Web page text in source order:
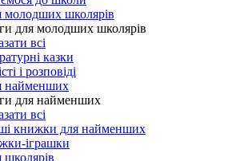
молодших школярів
для молодших школярів
всі
казки
і розповіді
найменших
для найменших
всі
книжки для найменших
іграшки